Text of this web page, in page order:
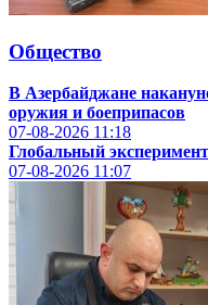
Общество
В Азербайджане
оружия и боеприпасов
07-08-2026 11:18
Глобальный
07-08-2026 11:07